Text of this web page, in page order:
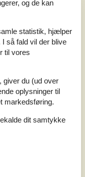
(1)
dansk.
voksne
børn
0 husdyr
7
2026 juli
er angivet til og
vand i bruseren,
Ødelagt/ufærdig el-
og de kan
statistik, hjælper
så fald vil der blive
til vores
giver du (ud over
oplysninger til
markedsføring.
dit samtykke